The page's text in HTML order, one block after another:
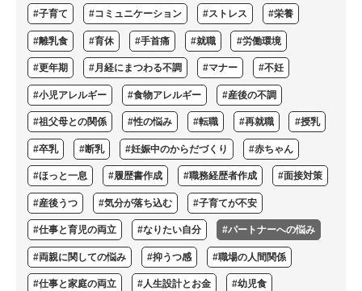
#子育て #コミュニケーション #ストレス #栄養
#離乳食 #育休 #手首痛 #就職 #労働環境
#更年期 #月経にまつわる不調 #マナー #不妊
#小児アレルギー #食物アレルギー #産後の不調
#祖父母との関係 #性の悩み #転職 #再就職 #授乳
#卒乳 #断乳 #妊娠中のからだづくり #赤ちゃん
#ほっと一息 #履歴書作成 #職務経歴者作成 #面接対策
#産後うつ #気分が落ち込む #子育てが不安
#仕事と育児の両立 #なりたい自分 #パートナーへの悩み
#両親に関しての悩み #抑うつ感 #職場の人間関係
#仕事と家庭の両立 #人生設計とお金 #幼児食